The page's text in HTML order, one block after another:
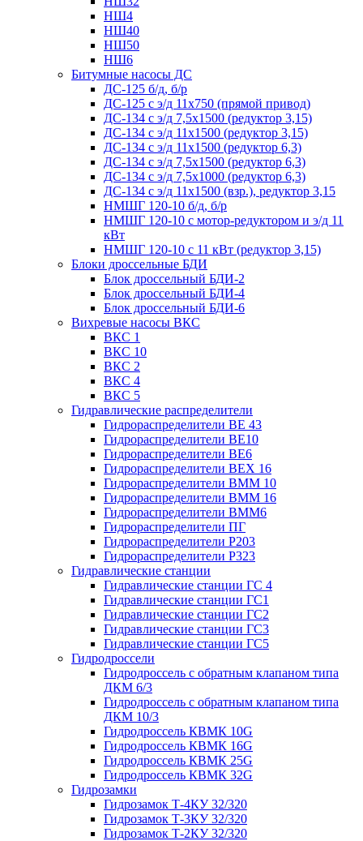
НШ4
НШ40
НШ50
НШ6
Битумные насосы ДС
ДС-125 б/д, б/р
ДС-125 с э/д 11х750 (прямой привод)
ДС-134 с э/д 7,5х1500 (редуктор 3,15)
ДС-134 с э/д 11х1500 (редуктор 3,15)
ДС-134 с э/д 11х1500 (редуктор 6,3)
ДС-134 с э/д 7,5х1500 (редуктор 6,3)
ДС-134 с э/д 7,5х1000 (редуктор 6,3)
ДС-134 с э/д 11х1500 (взр.), редуктор 3,15
НМШГ 120-10 б/д, б/р
НМШГ 120-10 с мотор-редуктором и э/д 11
кВт
НМШГ 120-10 с 11 кВт (редуктор 3,15)
Блоки дроссельные БДИ
Блок дроссельный БДИ-2
Блок дроссельный БДИ-4
Блок дроссельный БДИ-6
Вихревые насосы ВКС
ВКС 1
ВКС 10
ВКС 2
ВКС 4
ВКС 5
Гидравлические распределители
Гидрораспределители ВЕ 43
Гидрораспределители ВЕ10
Гидрораспределители ВЕ6
Гидрораспределители ВЕХ 16
Гидрораспределители ВММ 10
Гидрораспределители ВММ 16
Гидрораспределители ВММ6
Гидрораспределители ПГ
Гидрораспределители Р203
Гидрораспределители Р323
Гидравлические станции
Гидравлические станции ГС 4
Гидравлические станции ГС1
Гидравлические станции ГС2
Гидравлические станции ГС3
Гидравлические станции ГС5
Гидродроссели
Гидродроссель с обратным клапаном типа
ДКМ 6/3
Гидродроссель с обратным клапаном типа
ДКМ 10/3
Гидродроссель КВМК 10G
Гидродроссель КВМК 16G
Гидродроссель КВМК 25G
Гидродроссель КВМК 32G
Гидрозамки
Гидрозамок Т-4КУ 32/320
Гидрозамок Т-3КУ 32/320
Гидрозамок Т-2КУ 32/320